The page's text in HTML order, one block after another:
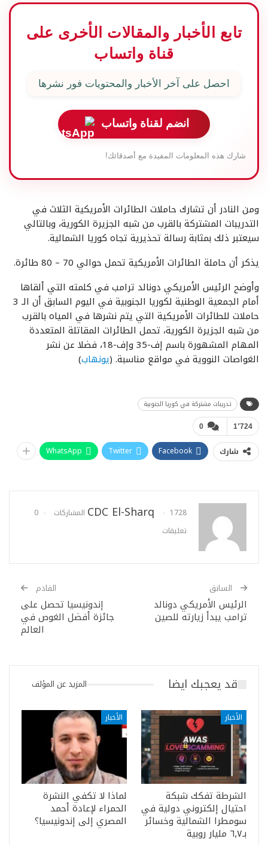
تابع الأخبار والمقالات الأخرى على
قناة واتساب
احصل على آخر الأخبار والمحتويات فور نشرها
انضم لقناة واتساب
شارك هذه المعلومات المفيدة مع أصدقائك!
ومن النادر أن تشارك حاملات الطائرات الأمريكية الثلاث في
التدريبات المشتركة بالقرب من شبه الجزيرة الكورية، وبالتالي
سيعتبر ذلك بمثابة رسالة تحذيرية تجاه كوريا الشمالية.
يذكر أن حاملة الطائرات الأمريكية تحمل حوالي 70 – 80 طائرة.
وأوضح الرئيس الأمريكي دونالد ترامب في كلمته التي ألقاها
أمام الجمعية الوطنية لكوريا الجنوبية في اليوم السابق أن الـ 3
حاملات للطائرات الأمريكية التي يتم نشرها في المياه بالقرب
من شبه الجزيرة الكورية، تحمل الطائرات المقاتلة المتعددة
المهام المشهورة باسم إف-35 وإف-18، فضلا عن نشر
الغواصات النووية في مواقع مناسبة. (يونهاب)
تدريبات مشتركة في كوريا الجنوبية
0 1٬724
شارك Facebook
Twitter
WhatsApp
CDC El-Sharq 1728 المشاركات
0
تعليقات
السابق
الرئيس الأمريكي دونالد
ترامب يبدأ زيارته للصين
القادم
إندونيسيا تحصل على
جائزة أفضل الغوص في
العالم
قد يعجبك ايضا المزيد عن المؤلف
الأخبار
الشرطة تفكك شبكة
احتيال إلكتروني دولية في
سومطرا الشمالية وخسائر
بـ٦٫٧ مليار روبية
الأخبار
لماذا لا تكفي النشرة
الحمراء لإعادة أحمد
المصري إلى إندونيسيا؟